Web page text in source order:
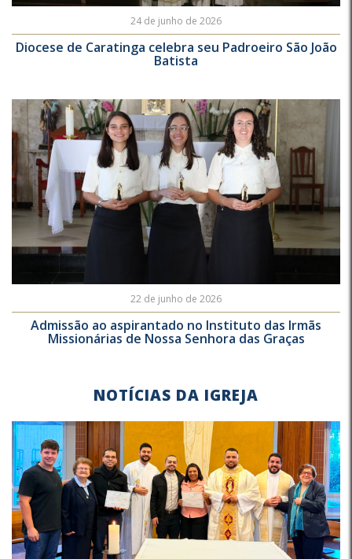
24 de junho de 2026
Diocese de Caratinga celebra seu Padroeiro São João
Batista
22 de junho de 2026
Admissão ao aspirantado no Instituto das Irmãs
Missionárias de Nossa Senhora das Graças
NOTÍCIAS DA IGREJA